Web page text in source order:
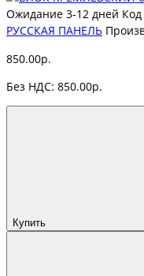
Ожидание 3-12 дней
РУССКАЯ ПАНЕЛЬ
850.00р.
Без НДС: 850.00р.
Купить